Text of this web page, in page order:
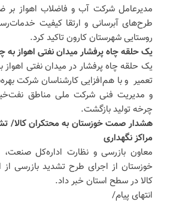
مدیرعامل شرکت آب و فاضلاب اهواز بر
طرح‌های آبرسانی و ارتقا کیفیت
روستایی شهرستان کارون تاکید کرد.
یک حلقه چاه پرفشار میدان نفتی اهواز به
یک حلقه چاه پرفشار در میدان نفتی اهواز
تعمیر و با هم‌افزایی کارشناسان شرکت
و مدیریت فنی شرکت ملی مناطق
چرخه تولید بازگشت.
هشدار صمت خوزستان به محتکران کالا/
مراکز نگهداری
معاون بازرسی و نظارت اداره‌کل
خوزستان از اجرای طرح تشدید بازرسی از
کالا در سطح استان خبر داد.
انتهای پیام/